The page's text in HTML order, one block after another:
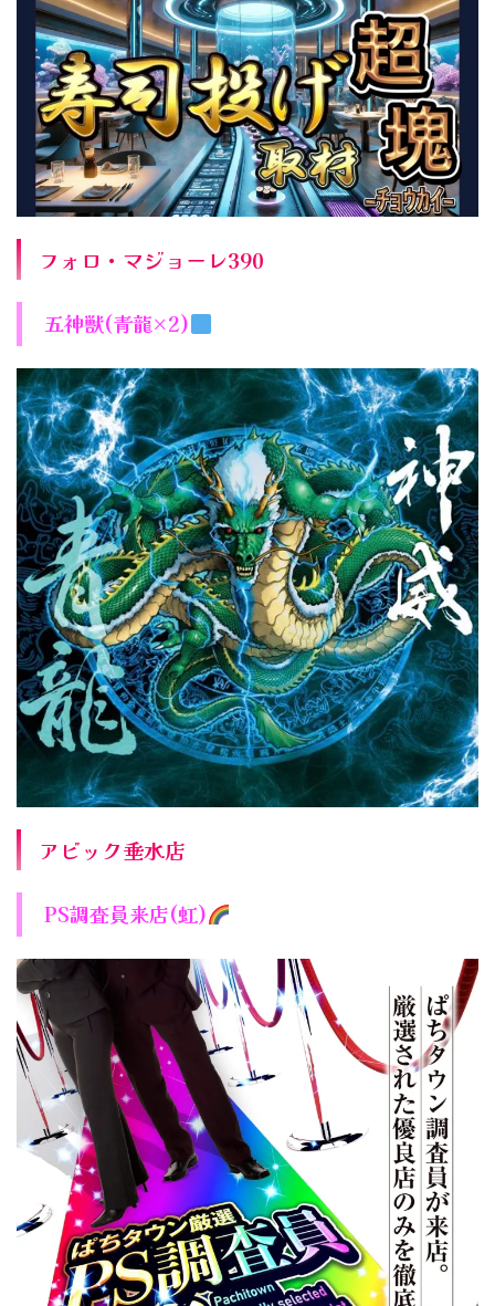
フォロ・マジョーレ390
五神獣(青龍×2)
アビック垂水店
PS調査員来店(虹)